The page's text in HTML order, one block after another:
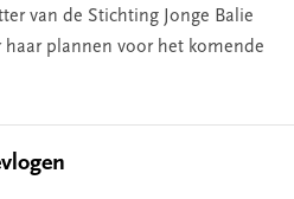
van de Stichting Jonge Balie
plannen voor het komende